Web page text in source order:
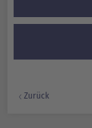
Zurück